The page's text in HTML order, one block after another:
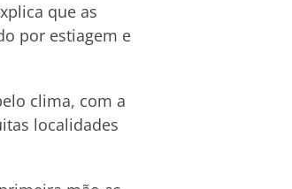
que as
por estiagem e
clima, com a
localidades